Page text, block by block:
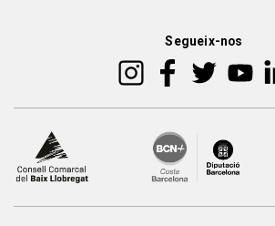
Segueix-nos